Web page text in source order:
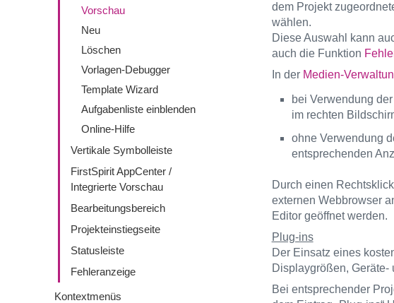
Vorschau
Neu
Löschen
Vorlagen-Debugger
Template Wizard
Aufgabenliste einblenden
Online-Hilfe
Vertikale Symbolleiste
FirstSpirit AppCenter /
Integrierte Vorschau
Bearbeitungsbereich
Projekteinstiegseite
Statusleiste
Fehleranzeige
Kontextmenüs
dem Projekt
wählen.
Diese Auswahl kann
auch die Funktion
In der Medien-
bei Verwendung
im rechten
ohne Verwendung
entsprechenden
Durch einen
externen Webbrowser
Editor geöffnet werden.
Plug-ins
Der Einsatz eines
Displaygrößen, Geräte-
Bei entsprechender